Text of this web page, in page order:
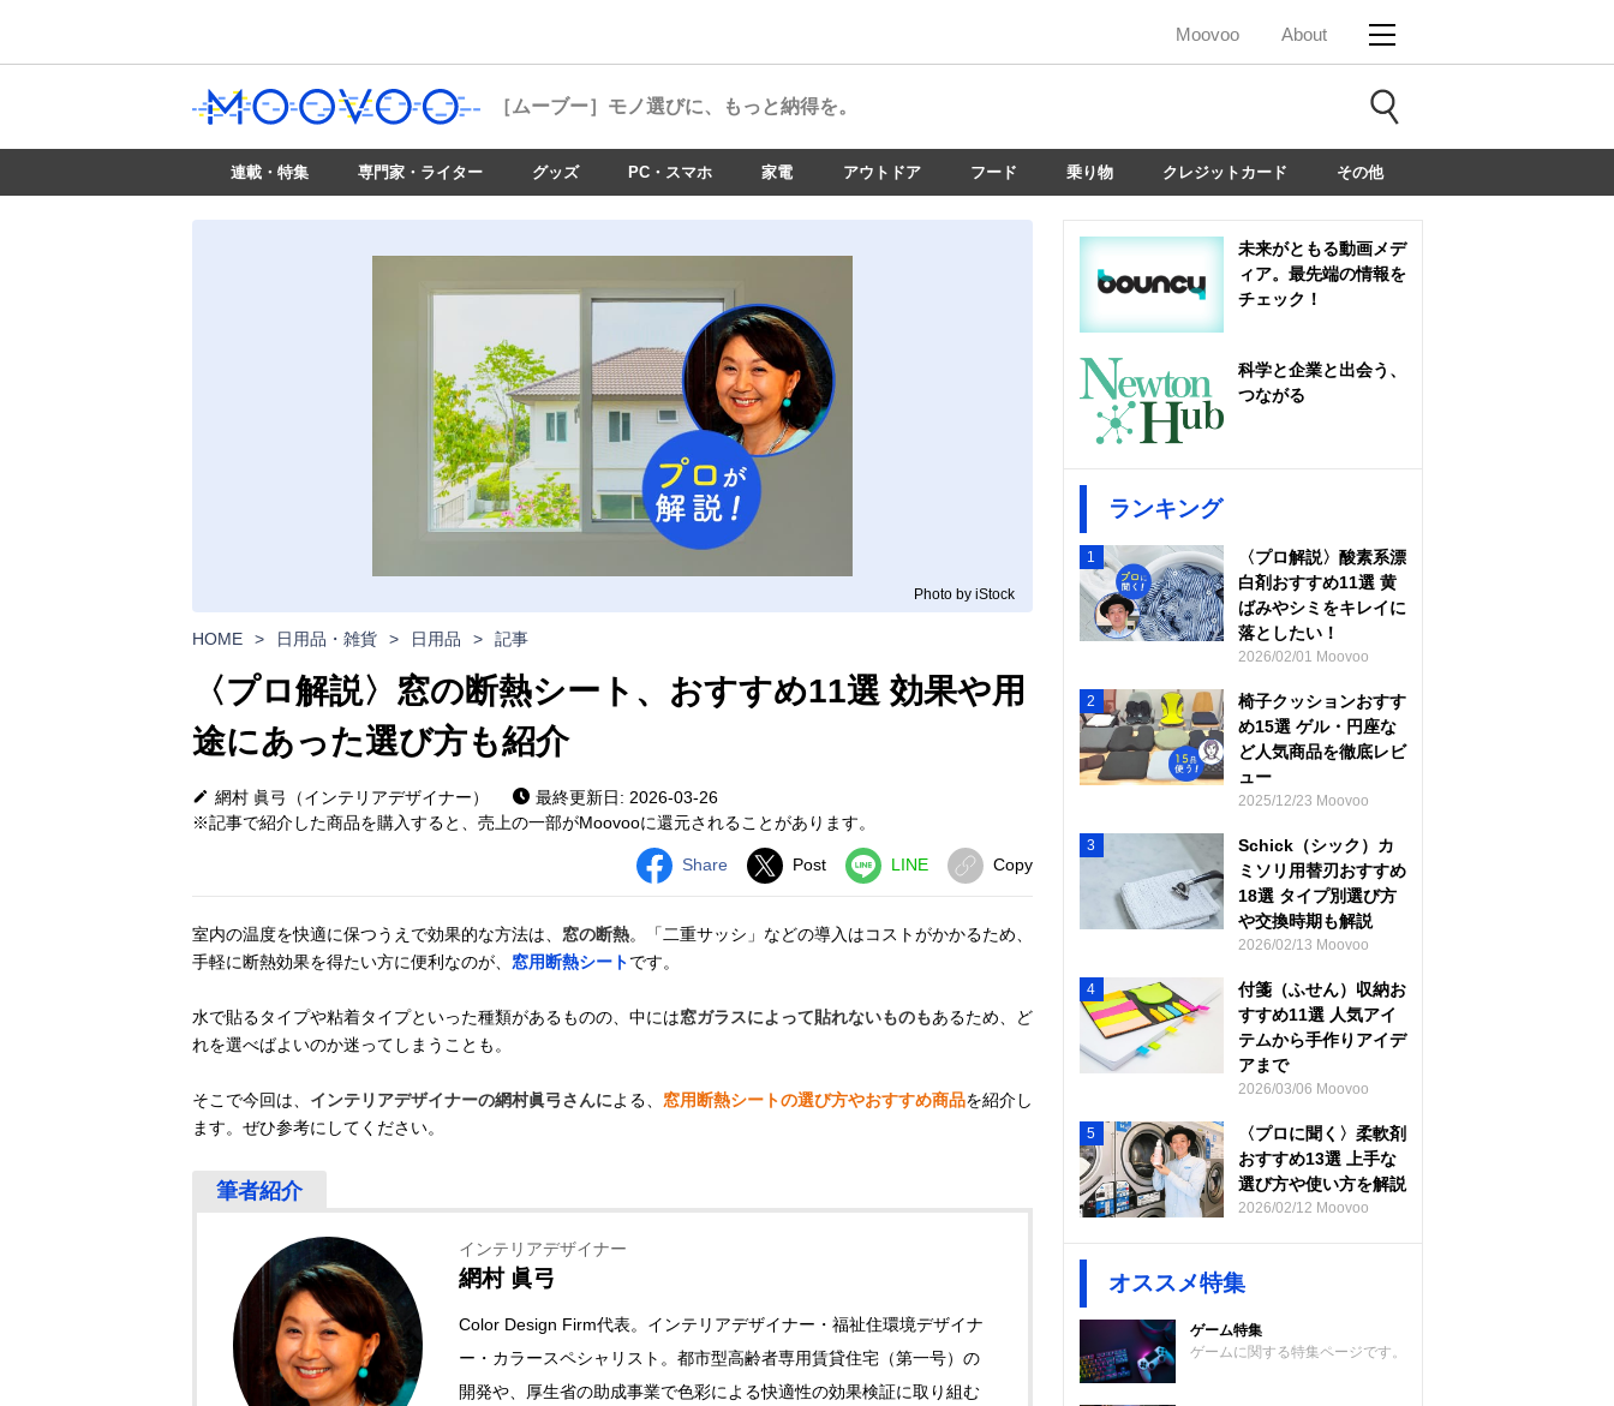
Moovoo About
［ムーブー］ モノ選びに、もっと納得を。
連載・特集 専門家・ライター グッズ PC・スマホ 家電 アウトドア フード 乗り物 クレジットカード その他
Photo by iStock
HOME > 日用品・雑貨 > 日用品 > 記事
〈プロ解説〉窓の断熱シート、おすすめ11選 効果や用
途にあった選び方も紹介
網村 眞弓（インテリアデザイナー）
最終更新日: 2026-03-26
※記事で紹介した商品を購入すると、売上の一部がMoovooに還元されることがあります。
Share Post LINE Copy
室内の温度を快適に保つうえで効果的な方法は、 窓の断熱。「二重サッシ」などの導入はコストがかかるため、
手軽に断熱効果を得たい方に便利なのが、 窓用断熱シートです。
水で貼るタイプや粘着タイプといった種類があるものの、中には窓ガラスによって貼れないものもあるため、ど
れを選べばよいのか迷ってしまうことも。
そこで今回は、 インテリアデザイナーの網村眞弓さんによる、 窓用断熱シートの選び方やおすすめ商品を紹介し
ます。ぜひ参考にしてください。
インテリアデザイナー
網村 眞弓
Color Design Firm代表。インテリアデザイナー・福祉住環境デザイナ
ー・カラースペシャリスト。都市型高齢者専用賃貸住宅（第一号）の
開発や、厚生省の助成事業で色彩による快適性の効果検証に取り組む
未来がともる動画メデ
ィア。最先端の情報を
チェック！
科学と企業と出会う、
つながる
ランキング
1
〈プロ解説〉酸素系漂
白剤おすすめ11選 黄
ばみやシミをキレイに
落としたい！
2026/02/01 Moovoo
2
椅子クッションおすす
め15選 ゲル・円座な
ど人気商品を徹底レビ
ュー
2025/12/23 Moovoo
3
Schick（シック）カ
ミソリ用替刃おすすめ
18選 タイプ別選び方
や交換時期も解説
2026/02/13 Moovoo
4
付箋（ふせん）収納お
すすめ11選 人気アイ
テムから手作りアイデ
アまで
2026/03/06 Moovoo
5
〈プロに聞く〉柔軟剤
おすすめ13選 上手な
選び方や使い方を解説
2026/02/12 Moovoo
オススメ特集
ゲーム特集
ゲームに関する特集ページです。